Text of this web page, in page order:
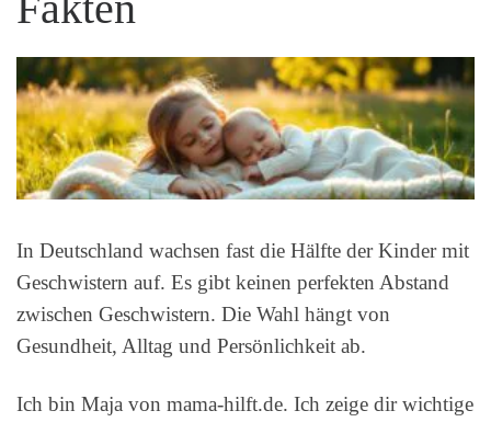
In Deutschland wachsen fast die Hälfte der Kinder mit
Geschwistern auf. Es gibt keinen perfekten Abstand
zwischen Geschwistern. Die Wahl hängt von
Gesundheit, Alltag und Persönlichkeit ab.
Ich bin Maja von mama-hilft.de. Ich zeige dir wichtige